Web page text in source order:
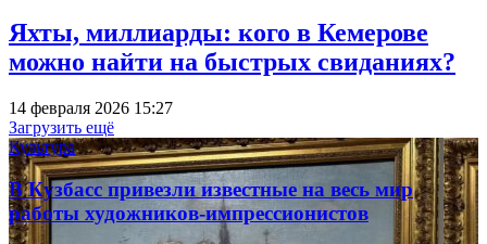
Яхты, миллиарды: кого в Кемерове
можно найти на быстрых свиданиях?
14 февраля 2026 15:27
Загрузить ещё
Культура
В Кузбасс привезли известные на весь мир
работы художников-импрессионистов